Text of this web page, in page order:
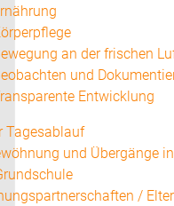
an der frischen
und
Entwicklung
Tagesablauf
und Übergänge
/